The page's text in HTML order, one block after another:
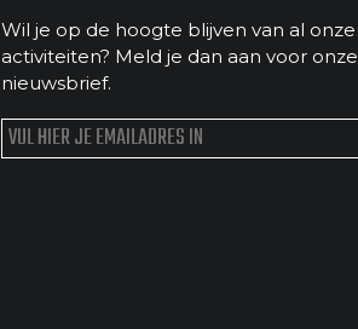
Wil je op de hoogte blijven van al onze
activiteiten? Meld je dan aan voor onze
nieuwsbrief.